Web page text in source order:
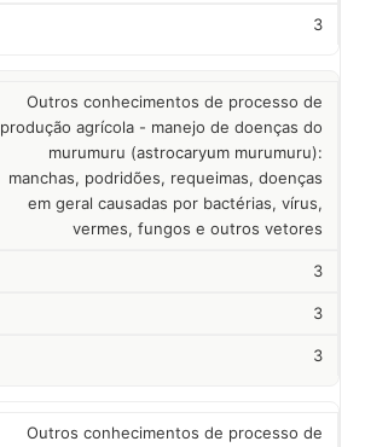
3
Outros conhecimentos de processo de
produção agrícola - manejo de doenças do
murumuru (astrocaryum murumuru):
manchas, podridões, requeimas, doenças
em geral causadas por bactérias, vírus,
vermes, fungos e outros vetores
3
3
3
Outros conhecimentos de processo de